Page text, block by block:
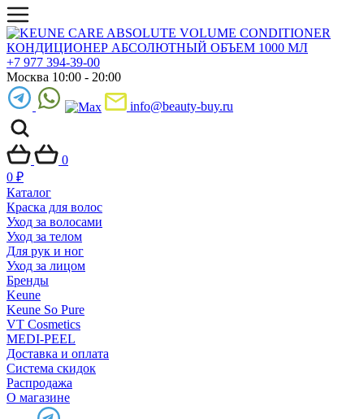
+7 977 394-39-00
Москва 10:00 - 20:00
info@beauty-buy.ru
0
0 ₽
Каталог
Краска для волос
Уход за волосами
Уход за телом
Для рук и ног
Уход за лицом
Бренды
Keune
Keune So Pure
VT Cosmetics
MEDI-PEEL
Доставка и оплата
Система скидок
Распродажа
О магазине